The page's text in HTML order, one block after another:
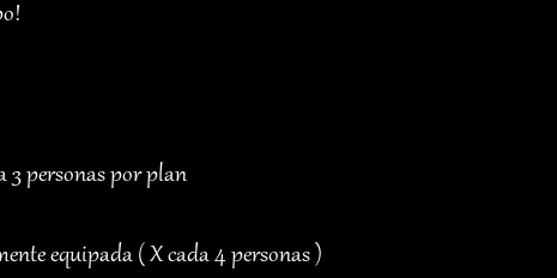
3 personas por plan
equipada ( X cada 4 personas )